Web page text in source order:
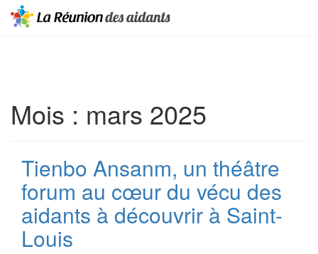
Mois : mars 2025
Tienbo Ansanm, un théâtre
forum au cœur du vécu des
aidants à découvrir à Saint-
Louis